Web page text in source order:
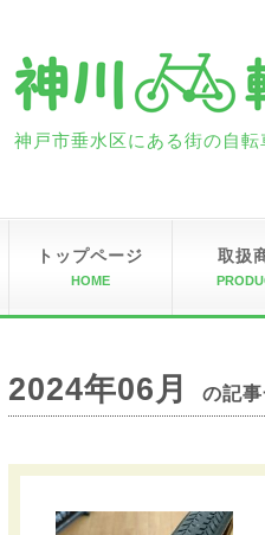
神戸市垂水区にある街の自
トップページ
HOME
取扱
2024年06月 の記